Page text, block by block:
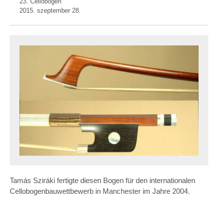
2015. szeptember 28.
Tamás Sziráki fertigte diesen Bogen für den internationalen
Cellobogenbauwettbewerb in Manchester im Jahre 2004.